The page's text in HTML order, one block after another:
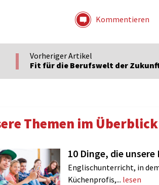
Kommentieren
Vorheriger Artikel
Fit für die Berufswelt der
Themen im Überblick
10 Dinge, die
Englischunterricht, in
Küchenprofis,... lesen